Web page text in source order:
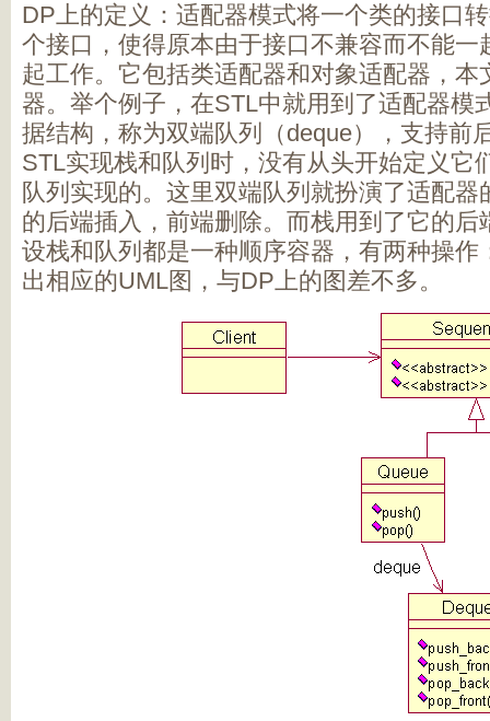
DP上的定义：适配器模式将一个类的接口
个接口，使得原本由于接口不兼容而不能一
起工作。它包括类适配器和对象适配器，本
器。举个例子，在STL中就用到了适配器模
据结构，称为双端队列（deque），支持前
STL实现栈和队列时，没有从头开始定义它
队列实现的。这里双端队列就扮演了适配
的后端插入，前端删除。而栈用到了它的后
设栈和队列都是一种顺序容器，有两种操作
出相应的UML图，与DP上的图差不多。